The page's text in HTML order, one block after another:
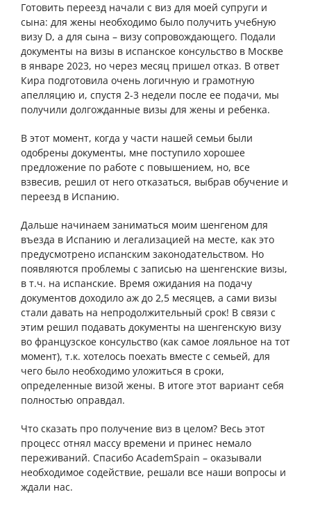
Готовить переезд начали с виз для моей супруги и
сына: для жены необходимо было получить учебную
визу D, а для сына – визу сопровождающего. Подали
документы на визы в испанское консульство в Москве
в январе 2023, но через месяц пришел отказ. В ответ
Кира подготовила очень логичную и грамотную
апелляцию и, спустя 2-3 недели после ее подачи, мы
получили долгожданные визы для жены и ребенка.
В этот момент, когда у части нашей семьи были
одобрены документы, мне поступило хорошее
предложение по работе с повышением, но, все
взвесив, решил от него отказаться, выбрав обучение и
переезд в Испанию.
Дальше начинаем заниматься моим шенгеном для
въезда в Испанию и легализацией на месте, как это
предусмотрено испанским законодательством. Но
появляются проблемы с записью на шенгенские визы,
в т.ч. на испанские. Время ожидания на подачу
документов доходило аж до 2,5 месяцев, а сами визы
стали давать на непродолжительный срок! В связи с
этим решил подавать документы на шенгенскую визу
во французское консульство (как самое лояльное на тот
момент), т.к. хотелось поехать вместе с семьей, для
чего было необходимо уложиться в сроки,
определенные визой жены. В итоге этот вариант себя
полностью оправдал.
Что сказать про получение виз в целом? Весь этот
процесс отнял массу времени и принес немало
переживаний. Спасибо AcademSpain – оказывали
необходимое содействие, решали все наши вопросы и
ждали нас.